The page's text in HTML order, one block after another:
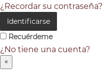
¿Recordar su contraseña?
Identificarse
Recuérdeme
¿No tiene una cuenta?
×